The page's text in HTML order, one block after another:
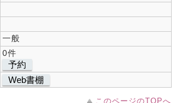
一般
0件
予約
Web書棚
このページのTOPへ